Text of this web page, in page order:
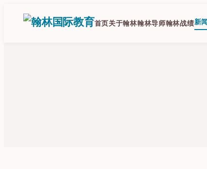
首页关于翰林翰林导师翰林战绩新